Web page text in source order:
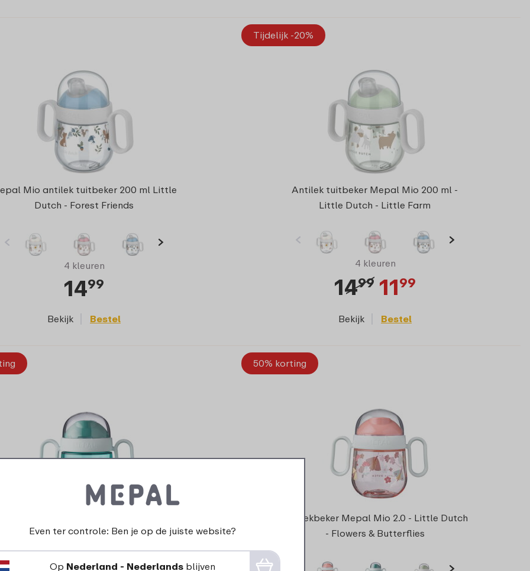
Mio antilek tuitbeker 200 ml Little
Dutch - Forest Friends
4 kleuren
1499
Bekijk Bestel
Tijdelijk -20%
Antilek tuitbeker Mepal Mio 200 ml -
Little Dutch - Little Farm
4 kleuren
1499 1199
Bekijk Bestel
turquoise
50% korting
Antilekbeker Mepal Mio 2.0 - Little Dutch
- Flowers & Butterflies
Even ter controle: Ben je op de juiste website?
Op Nederland - Nederlands blijven